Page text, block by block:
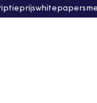
whitepapers